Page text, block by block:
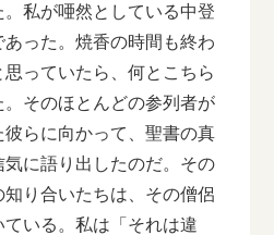
私が唖然としている中登
った。焼香の時間も終わ
っていたら、何とこちら
そのほとんどの参列者が
らに向かって、聖書の真
に語り出したのだ。その
り合いたちは、その僧侶
いる。私は「それは違